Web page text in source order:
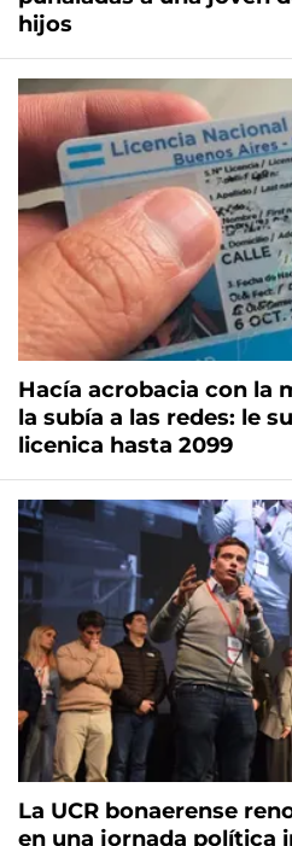
hijos
Hacía acrobacia con la
la subía a las redes: le
licenica hasta 2099
La UCR bonaerense
en una jornada política